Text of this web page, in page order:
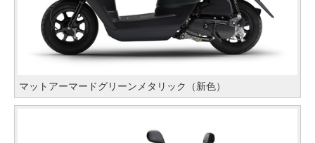
マットアーマードグリーンメタリック（新色）